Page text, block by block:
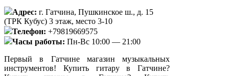
Адрес: г. Гатчина, Пушкинское ш., д. 15
(ТРК Кубус) 3 этаж, место 3-10
Телефон: +79819669575
Часы работы: Пн-Вс 10:00 — 21:00
Первый в Гатчине магазин музыкальных
инструментов! Купить гитару в Гатчине?